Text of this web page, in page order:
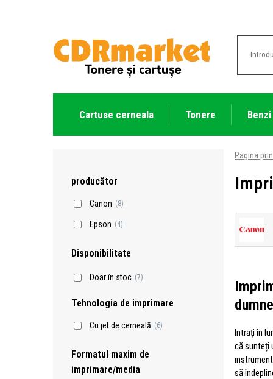
Cartuse cerneala Tonere
producător
Canon (8)
Epson (4)
Disponibilitate
Doar în stoc (7)
Tehnologia de imprimare
Cu jet de cerneală (6)
Formatul maxim de
imprimare/media
Pagina
Intrați în
că sunteți
să